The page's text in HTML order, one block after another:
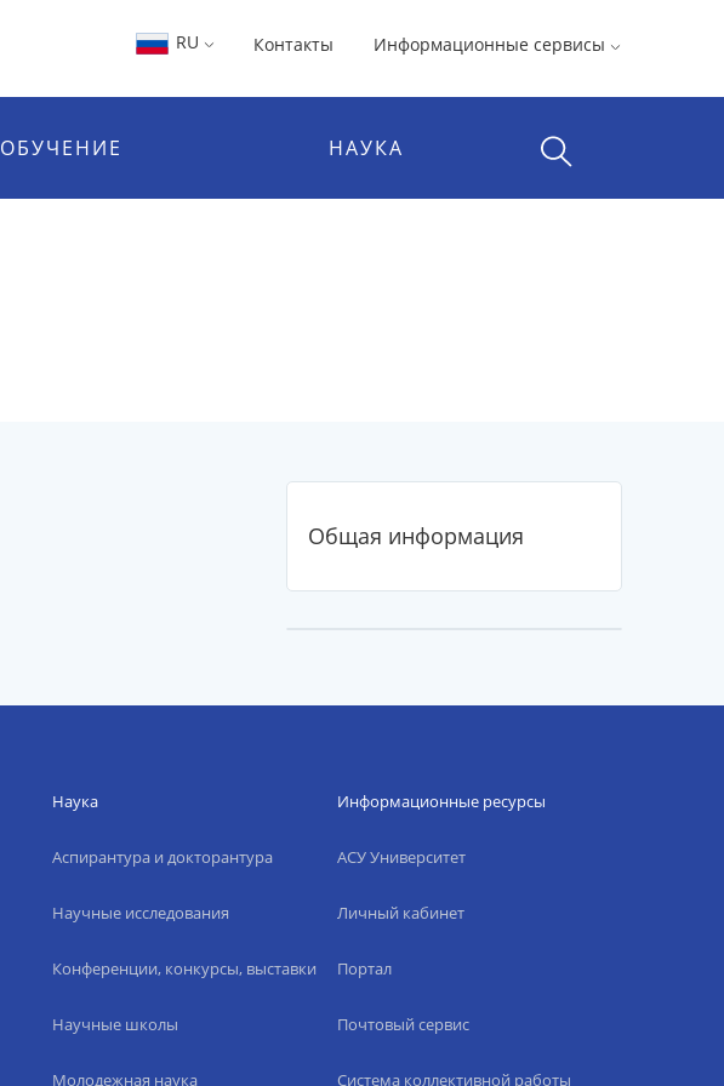
RU Контакты Информационные сервисы
ОБУЧЕНИЕ НАУКА
Общая информация
Наука
Аспирантура и докторантура
Научные исследования
Конференции, конкурсы, выставки
Научные школы
Молодежная наука
Информационные ресурсы
АСУ Университет
Личный кабинет
Портал
Почтовый сервис
Система коллективной работы